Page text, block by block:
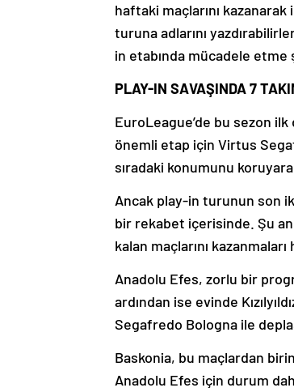
haftaki maçlarını
turuna adlarını
in etabında mücadele etme
PLAY-IN SAVAŞINDA 7
EuroLeague’de bu sezon
önemli etap için Virtus
sıradaki konumunu
Ancak play-in turunun son
bir rekabet içerisinde. Şu
kalan maçlarını
Anadolu Efes, zorlu bir
ardından ise evinde
Segafredo Bologna ile
Baskonia, bu maçlardan
Anadolu Efes için durum